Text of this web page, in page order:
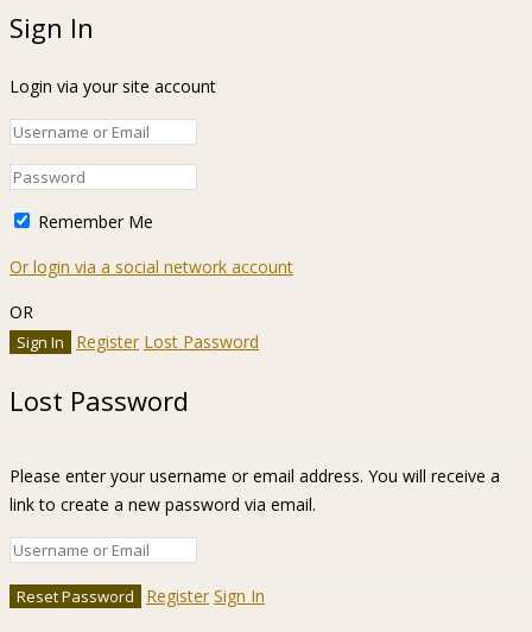
Sign In
Login via your site account
Remember Me
Or login via a social network account
OR
Register Lost Password
Lost Password
Please enter your username or email address. You will receive a
link to create a new password via email.
Register Sign In